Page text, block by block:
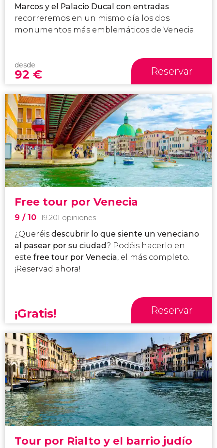
Marcos y el Palacio Ducal con entradas
recorreremos en un mismo día los dos
monumentos más emblemáticos de Venecia.
desde
92 € Reservar
Free tour por Venecia
9 / 10 19.201 opiniones
¿Queréis descubrir lo que siente un veneciano
al pasear por su ciudad? Podéis hacerlo en
este free tour por Venecia, el más completo.
¡Reservad ahora!
¡Gratis! Reservar
Tour por Rialto y el barrio judío